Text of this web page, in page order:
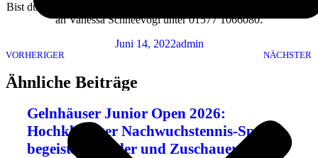
Bist du dabei?? Dann schicke deine Anmeldung per WhatsApp bitte
an Vanessa Schneevogl unter 01577 1066080.
Juni 14, 2022admin
VORHERIGER NÄCHSTER
Ähnliche Beiträge
Gelnhäuser Junior Open 2026:
Hochklassiger Nachwuchstennis-Sport
begeistert Spieler und Zuschauer